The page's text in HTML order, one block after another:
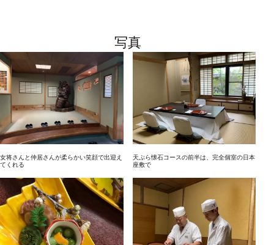
写真
女将さんと仲居さんが柔らかい笑顔で出迎え
てくれる
天ぷら懐石コースの前半は、完全個室の日本
座敷で